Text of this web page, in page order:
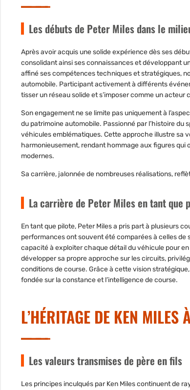
Les débuts de Peter Miles dans le
Après avoir acquis une solide expérience dès ses
consolidant ainsi ses connaissances et développant
affinéses compétences techniques et stratégiques,
automobile. Participant activement à différents
tisser un réseau solide et s’imposer comme un acteur
Son engagement ne se limite pas uniquement à
du patrimoine automobile. Passionné par l’histoire
véhicules emblématiques. Cette approche illustre sa
harmonieusement, rendant hommage aux figures
modernes.
Sa carrière, jalonnée de nombreuses réalisations,
La carrière de Peter Miles en tant que
En tant que pilote, Peter Miles a pris part à plusieurs
performances ont souvent été comparées à celles de
capacité à exploiter chaque détail du véhicule pour
développer sa propre approche sur les circuits,
conditions de course. Grâce à cette vision stratégique,
fondée sur la constance et l’intelligence de course.
L’HÉRITAGE DE KEN MILES
Les valeurs transmises de père en fils
Les principes inculqués par Ken Miles continuent de